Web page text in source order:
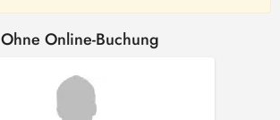
Ohne Online-Buchung